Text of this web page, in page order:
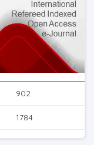
902
1784